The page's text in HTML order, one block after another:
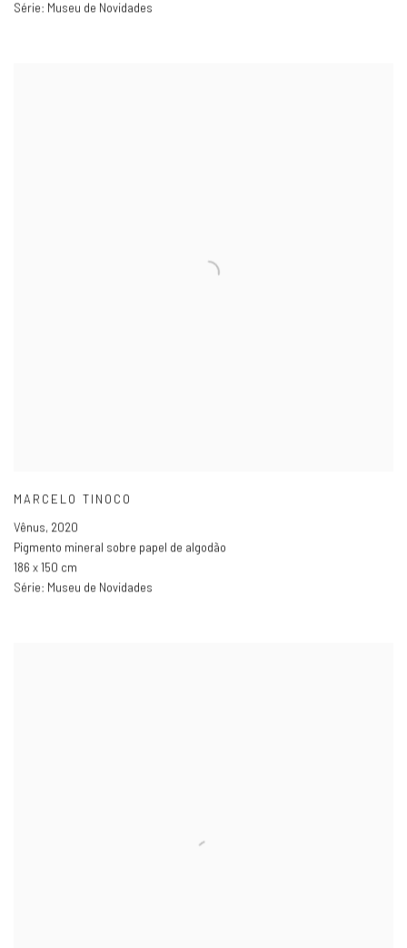
Série: Museu de Novidades
MARCELO TINOCO
Vênus, 2020
Pigmento mineral sobre papel de algodão
186 x 150 cm
Série: Museu de Novidades